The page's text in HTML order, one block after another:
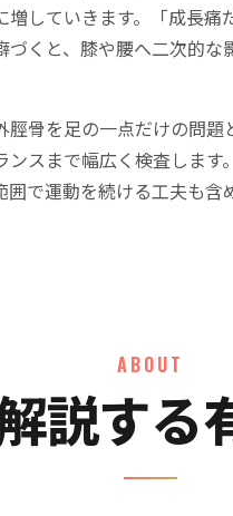
していきます。「成長
くと、膝や腰へ二次的
骨を足の一点だけの問
スまで幅広く検査しま
で運動を続ける工夫も
ABOUT
説する